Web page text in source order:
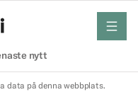
nytt
meny
data på denna webbplats.